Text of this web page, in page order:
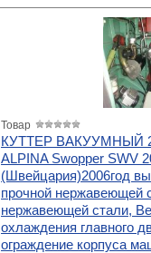
Товар
КУТТЕР ВАКУУМНЫЙ
ALPINA Swopper SWV
(Швейцария)2006год
прочной нержавеющей
нержавеющей стали,
охлаждения главного
ограждение корпуса